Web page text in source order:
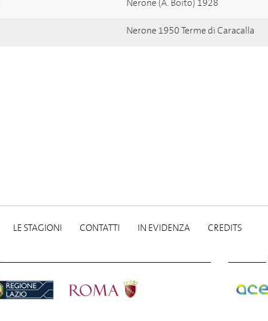
Nerone (A. Boito) 1928
Nerone 1950 Terme di Caracalla
LE STAGIONI CONTATTI IN EVIDENZA CREDITS